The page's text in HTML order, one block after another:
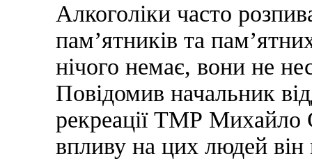
Алкоголіки часто
пам’ятників та
нічого немає, вони не
Повідомив начальник
рекреації ТМР Михайло
впливу на цих людей він